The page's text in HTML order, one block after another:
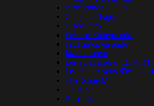
Bienvenue au Club
Coup de Chapeau
Disco Funk
Envie d’Entreprendre
Faut qu’on en parle
Jazz de coeur
Les après-midi d’ RTVFM
Les rendez vous d’écholibri
Live Santé Mutualité
On Air
Parasites